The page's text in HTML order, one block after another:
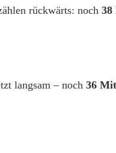
rückwärts: noch38
langsam – noch36